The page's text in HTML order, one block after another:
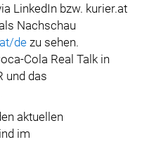
LinkedIn bzw. kurier.at
Nachschau
de zu sehen.
Cola Real Talk in
und das
aktuellen
im